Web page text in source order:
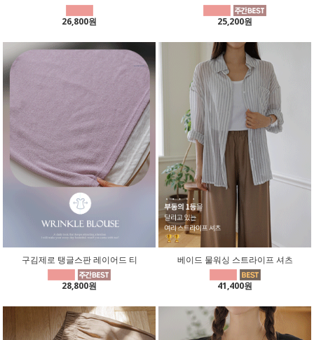
26,800원 25,200원
구김제로 탱글스판 레이어드 티
28,800원
베이드 물워싱 스트라이프 셔츠
41,400원